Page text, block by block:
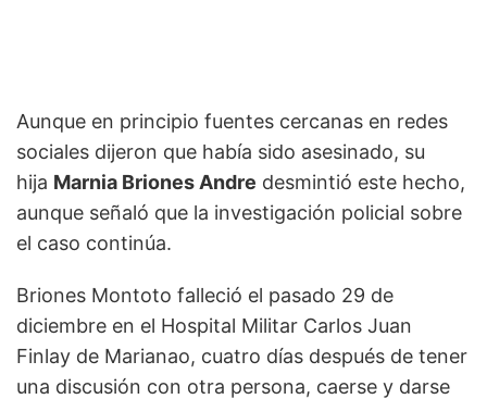
Aunque en principio fuentes cercanas en redes
sociales dijeron que había sido asesinado, su
hija Marnia Briones Andre desmintió este hecho,
aunque señaló que la investigación policial sobre
el caso continúa.
Briones Montoto falleció el pasado 29 de
diciembre en el Hospital Militar Carlos Juan
Finlay de Marianao, cuatro días después de tener
una discusión con otra persona, caerse y darse